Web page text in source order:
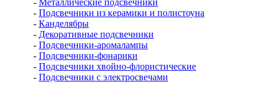
- Металлические подсвечники
- Подсвечники из керамики и полистоуна
- Канделябры
- Декоративные подсвечники
- Подсвечники-аромалампы
- Подсвечники-фонарики
- Подсвечники хвойно-флористические
- Подсвечники с электросвечами